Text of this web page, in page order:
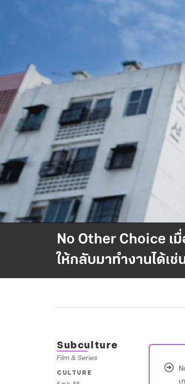
No Other Choice เ
ให้กลับมาทำงานได้เช่
Subculture
Film & Series
CULTURE